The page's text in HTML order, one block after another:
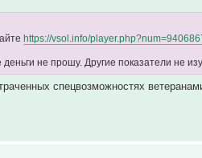
https://vsol.info/
не прошу. Другие показатели не
спецвозможностях